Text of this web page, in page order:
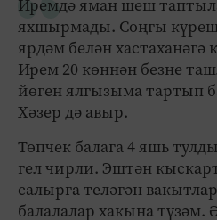
Иремдә яман шеш
яхшырмады. Соңгы
ярдәм белән хастаханәгә
Ирем 20 көннән безне
йөген ялгызыма тартып
Хәзер дә авыр.
Төпчек балага 4 яшь
гел чирли. Эштән
салырга теләгән
балалалар хакына